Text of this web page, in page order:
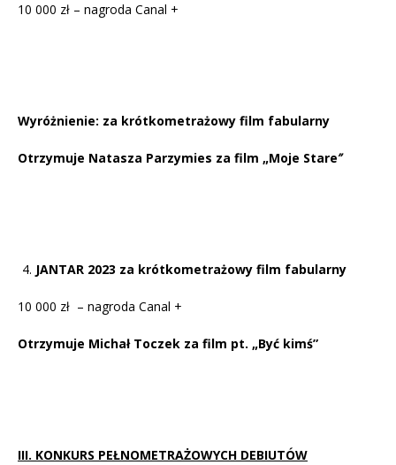
10 000 zł – nagroda Canal +
Wyróżnienie: za krótkometrażowy film fabularny
Otrzymuje Natasza Parzymies za film „Moje Stare”
JANTAR 2023 za krótkometrażowy film fabularny
10 000 zł – nagroda Canal +
Otrzymuje Michał Toczek za film pt. „Być kimś”
III. KONKURS PEŁNOMETRAŻOWYCH DEBIUTÓW